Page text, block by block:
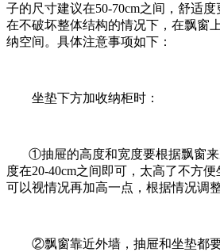
子的尺寸建议在50-70cm之间，舒适
在不破坏整体结构的情况下，在飘窗
纳空间。具体注意事项如下：
坐垫下方加收纳柜时：
①抽屉的高度和宽度要根据飘窗来
度在20-40cm之间即可，太高了不方便
可以视情况再加高一点，根据情况调整
②飘窗靠近外墙，抽屉和坐垫都要